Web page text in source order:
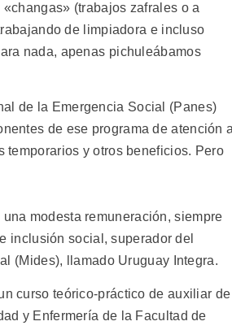
(trabajos zafrales o a
de limpiadora e incluso
nada, apenas pichuleábamos
de la Emergencia Social (Panes)
de ese programa de atención
y otros beneficios. Pero
modesta remuneración, siempre
inclusión social, superador del
(Mides), llamado Uruguay Integra.
curso teórico-práctico de auxiliar de
y Enfermería de la Facultad de